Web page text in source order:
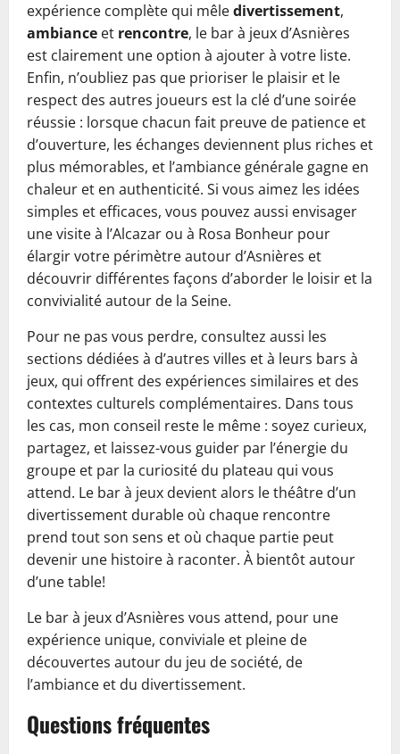
expérience complète qui mêledivertissement,
ambiance et rencontre, le bar à jeux d’Asnières
est clairement une option à ajouter à votre liste.
Enfin, n’oubliez pas que prioriser le plaisir et le
respect des autres joueurs est la clé d’une soirée
réussie : lorsque chacun fait preuve de patience et
d’ouverture, les échanges deviennent plus riches et
plus mémorables, et l’ambiance générale gagne en
chaleur et en authenticité. Si vous aimez les idées
simples et efficaces, vous pouvez aussi envisager
une visite à l’Alcazar ou à Rosa Bonheur pour
élargir votre périmètre autour d’Asnières et
découvrir différentes façons d’aborder le loisir et la
convivialité autour de la Seine.
Pour ne pas vous perdre, consultez aussi les
sections dédiées à d’autres villes et à leurs bars à
jeux, qui offrent des expériences similaires et des
contextes culturels complémentaires. Dans tous
les cas, mon conseil reste le même : soyez curieux,
partagez, et laissez-vous guider par l’énergie du
groupe et par la curiosité du plateau qui vous
attend. Le bar à jeux devient alors le théâtre d’un
divertissement durable où chaque rencontre
prend tout son sens et où chaque partie peut
devenir une histoire à raconter. À bientôt autour
d’une table!
Le bar à jeux d’Asnières vous attend, pour une
expérience unique, conviviale et pleine de
découvertes autour du jeu de société, de
l’ambiance et du divertissement.
Questions fréquentes